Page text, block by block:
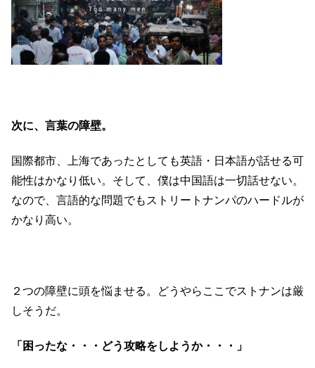
次に、言葉の障壁。
国際都市、上海であったとしても英語・日本語が話せる可
能性はかなり低い。そして、僕は中国語は一切話せない。
なので、言語的な問題でもストリートナンパのハードルが
かなり高い。
２つの障壁に頭を悩ませる。どうやらここでストナンは厳
しそうだ。
「困ったな・・・どう攻略をしようか・・・」